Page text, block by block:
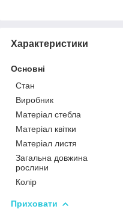
Характеристики
Основні
Стан
Виробник
Матеріал стебла
Матеріал квітки
Матеріал листя
Загальна довжина
рослини
Колір
Приховати